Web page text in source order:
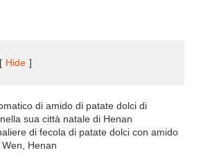
[ Hide ]
di amido di patate dolci di
sua città natale di Henan
di fecola di patate dolci con amido
Henan